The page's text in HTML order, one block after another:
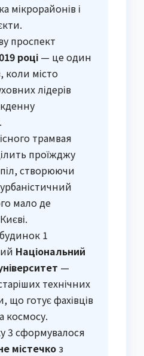
мікрорайонів і
проспект
році — це один
коли місто
лідерів
трамвая
проїжджу
створюючи
мало де
1
Національний
—
технічних
що готує фахівців
космосу.
3 сформувалося
містечко з